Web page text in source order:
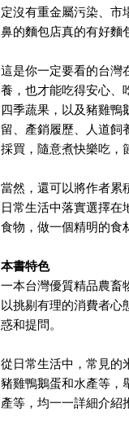
定沒有重金屬污染、市
鼻的麵包店真的有好
這是你一定要看的台灣
養，也才能吃得安心、
四季蔬果，以及豬雞鴨
留、產銷履歷、人道飼
採買，隨意煮快樂吃，
當然，還可以將作者累
日常生活中落實選擇在
食物，做一個精明的食
本書特色
一本台灣優質精品農畜
以挑剔有理的消費者心
惑和提問。
從日常生活中，常見的
豬雞鴨鵝蛋和水產等，
產等，均一一詳細介紹